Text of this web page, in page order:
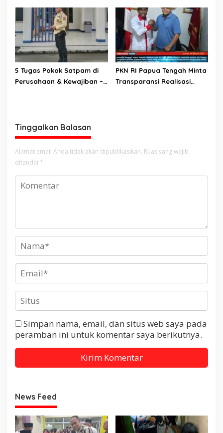
Mendukung Swasembada
Jagung
Kekerasan
5 Tugas Pokok Satpam di
Perusahaan & Kewajiban –
PKN RI Papua Tengah Minta
Transparansi Realisasi
Tinggalkan Balasan
Alamat email Anda tidak akan dipublikasikan. Ruas yang wajib
ditandai *
Simpan nama, email, dan situs web saya pada
peramban ini untuk komentar saya berikutnya.
News Feed